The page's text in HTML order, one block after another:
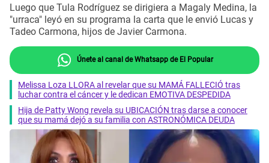
Luego que Tula Rodríguez se dirigiera a Magaly Medina, la
"urraca" leyó en su programa la carta que le envió Lucas y
Tadeo Carmona, hijos de Javier Carmona.
Únete al canal de Whatsapp de El Popular
Melissa Loza LLORA al revelar que su MAMÁ FALLECIÓ tras
luchar contra el cáncer y le dedican EMOTIVA DESPEDIDA
Hija de Patty Wong revela su UBICACIÓN tras darse a conocer
que su mamá dejó a su familia con ASTRONÓMICA DEUDA